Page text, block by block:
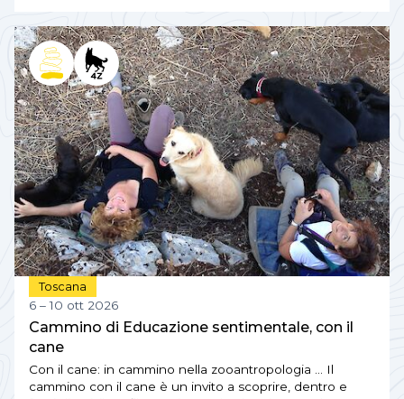
Toscana
6 – 10 ott 2026
Cammino di Educazione sentimentale, con il
cane
Con il cane: in cammino nella zooantropologia … Il
cammino con il cane è un invito a scoprire, dentro e